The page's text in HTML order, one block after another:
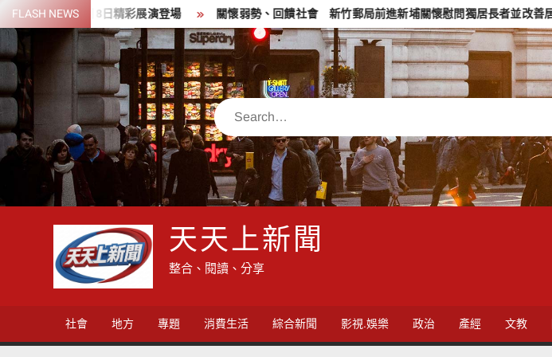
Skip
to
content
FLASH NEWS
8月8日精彩展演登場 關懷弱勢、回饋社會 新竹郵局前進新埔關懷慰問獨居長者並改善居住環境
Search
天天上新聞
整合、閱讀、分享
社會 地方 專題 消費生活 綜合新聞 影視.娛樂 政治 產經 文教